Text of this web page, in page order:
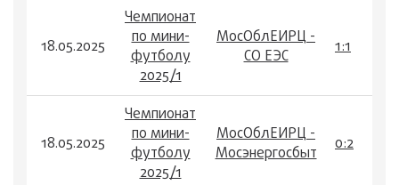
18.05.2025
Чемпионат
по мини-
футболу
2025/1
МосОблЕИРЦ -
СО ЕЭС
1:1
18.05.2025
Чемпионат
по мини-
футболу
2025/1
МосОблЕИРЦ -
Мосэнергосбыт
0:2